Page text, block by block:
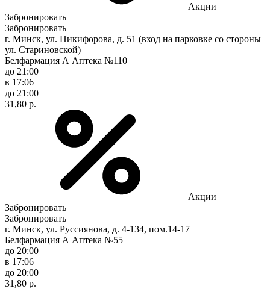
Акции
Забронировать
Забронировать
г. Минск, ул. Никифорова, д. 51 (вход на парковке со стороны
ул. Стариновской)
Белфармация А Аптека №110
до 21:00
в 17:06
до 21:00
31,80 р.
Акции
Забронировать
Забронировать
г. Минск, ул. Руссиянова, д. 4-134, пом.14-17
Белфармация А Аптека №55
до 20:00
в 17:06
до 20:00
31,80 р.